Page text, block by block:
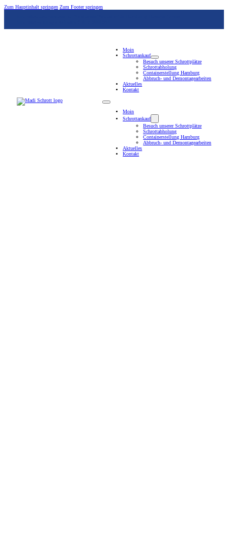
Zum Hauptinhalt springen Zum Footer springen
Moin
Schrottankauf
Besuch unserer Schrottplätze
Schrottabholung
Containerstellung Hamburg
Abbruch- und Demontagearbeiten
Aktuelles
Kontakt
Moin
Schrottankauf
Besuch unserer Schrottplätze
Schrottabholung
Containerstellung Hamburg
Abbruch- und Demontagearbeiten
Aktuelles
Kontakt